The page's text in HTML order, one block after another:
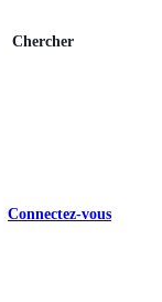
Chercher
Connectez-vous